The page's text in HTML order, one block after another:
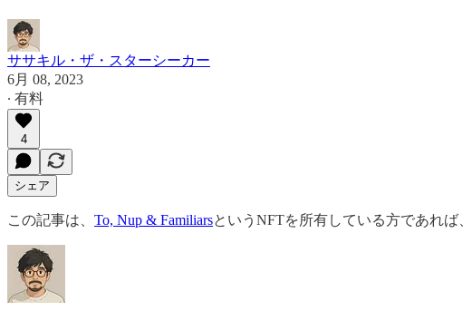
ササキル・ザ・スターシーカー
6月 08, 2023
∙ 有料
4
シェア
この記事は、 To, Nup & FamiliarsというNFTを所有している方であれば、